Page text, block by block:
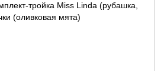
тройка Miss Linda (рубашка,
(оливковая мята)